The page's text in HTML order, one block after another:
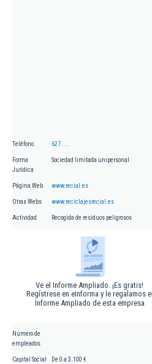
Teléfono 627.....
Forma
Jurídica
Sociedad limitada unipersonal
Página Web www.recial.es
Otras Webs www.reciclajesrecial.es
Actividad Recogida de residuos peligrosos
Ve el Informe Ampliado. ¡Es gratis!
Regístrese en eInforma y le regalamos el
Informe Ampliado de esta empresa
Número de
empleados
Capital Social De 0 a 3.100 €